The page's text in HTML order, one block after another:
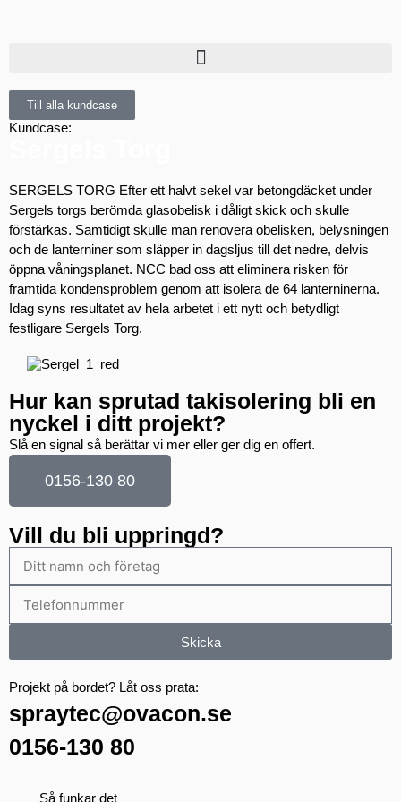
Till alla kundcase
Kundcase:
SERGELS TORG Efter ett halvt sekel var betongdäcket under
Sergels torgs berömda glasobelisk i dåligt skick och skulle
förstärkas. Samtidigt skulle man renovera obelisken, belysningen
och de lanterniner som släpper in dagsljus till det nedre, delvis
öppna våningsplanet. NCC bad oss att eliminera risken för
framtida kondensproblem genom att isolera de 64 lanterninerna.
Idag syns resultatet av hela arbetet i ett nytt och betydligt
festligare Sergels Torg.
Hur kan sprutad takisolering bli en
nyckel i ditt projekt?
Slå en signal så berättar vi mer eller ger dig en offert.
0156-130 80
Vill du bli uppringd?
Skicka
Projekt på bordet? Låt oss prata:
spraytec@ovacon.se
0156-130 80
Så funkar det